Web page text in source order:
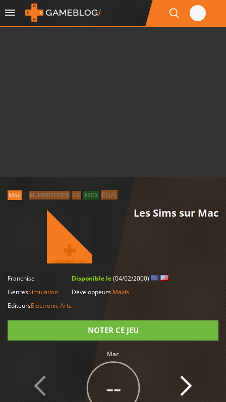
Mac MULTISUPPORTS GC XBOX PLUS
Les Sims sur Mac
Franchise
GenresSimulation
EditeursElectronic Arts
Disponible le(04/02/2000)
Développeurs Maxis
NOTER CE JEU
Mac
--